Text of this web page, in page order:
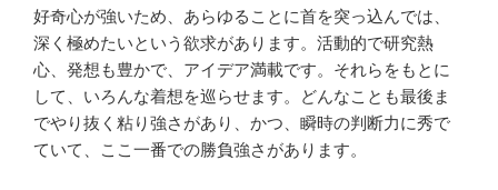
好奇心が強いため、あらゆることに首を突っ込んでは、
深く極めたいという欲求があります。活動的で研究熱
心、発想も豊かで、アイデア満載です。それらをもとに
して、いろんな着想を巡らせます。どんなことも最後ま
でやり抜く粘り強さがあり、かつ、瞬時の判断力に秀で
ていて、ここ一番での勝負強さがあります。